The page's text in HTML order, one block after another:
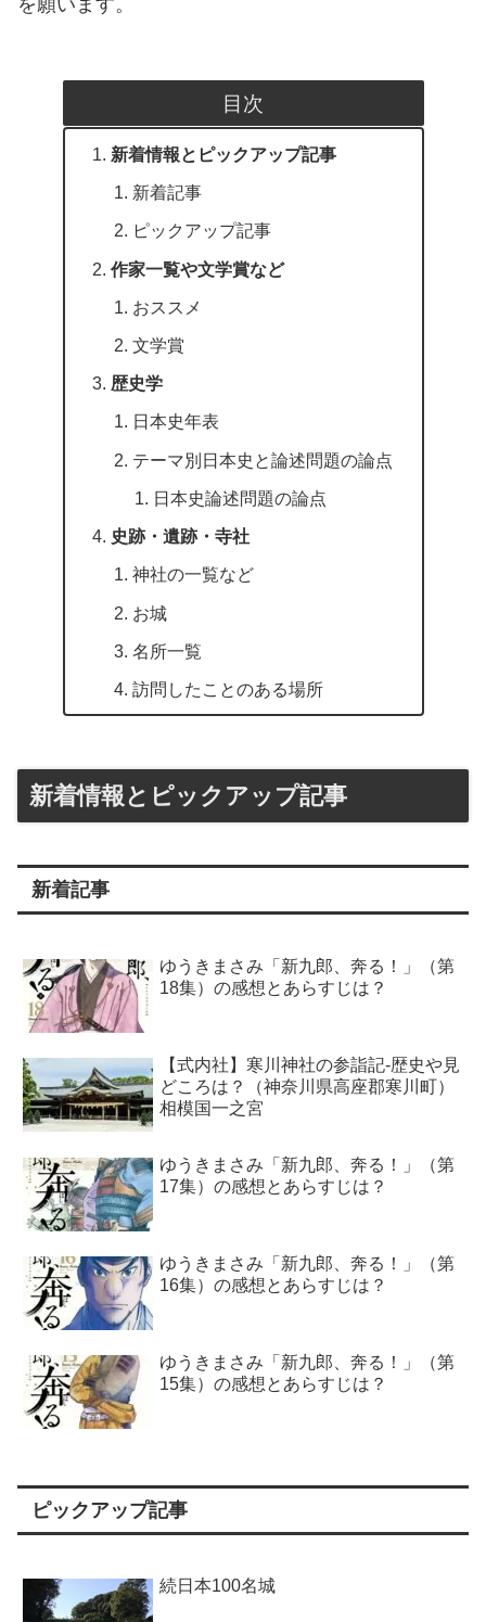
を願います。
目次
新着情報とピックアップ記事
新着記事
ピックアップ記事
作家一覧や文学賞など
おススメ
文学賞
歴史学
日本史年表
テーマ別日本史と論述問題の論点
日本史論述問題の論点
史跡・遺跡・寺社
神社の一覧など
お城
名所一覧
訪問したことのある場所
新着情報とピックアップ記事
新着記事
ゆうきまさみ「新九郎、奔る！」（第
18集）の感想とあらすじは？
【式内社】寒川神社の参詣記-歴史や見
どころは？（神奈川県高座郡寒川町）
相模国一之宮
ゆうきまさみ「新九郎、奔る！」（第
17集）の感想とあらすじは？
ゆうきまさみ「新九郎、奔る！」（第
16集）の感想とあらすじは？
ゆうきまさみ「新九郎、奔る！」（第
15集）の感想とあらすじは？
ピックアップ記事
続日本100名城